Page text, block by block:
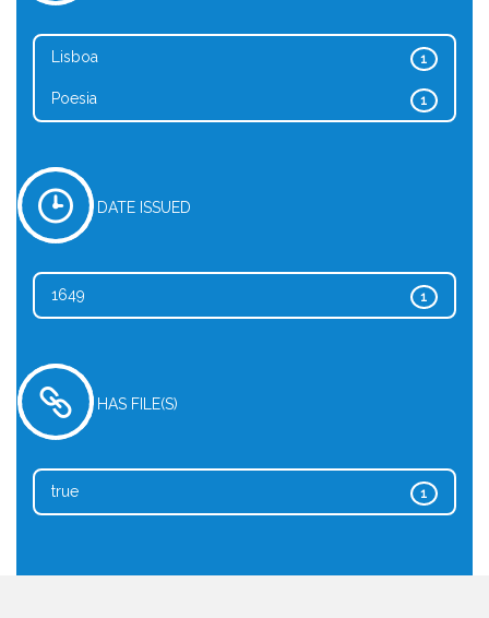
1
Lisboa
1
Poesia
DATE ISSUED
1
1649
HAS FILE(S)
1
true